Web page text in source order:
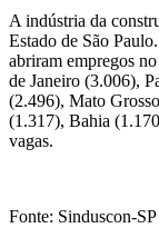
A indústria da
Estado de São
abriram empregos
de Janeiro (3.006),
(2.496), Mato
(1.317), Bahia
vagas.
Fonte: Sinduscon-